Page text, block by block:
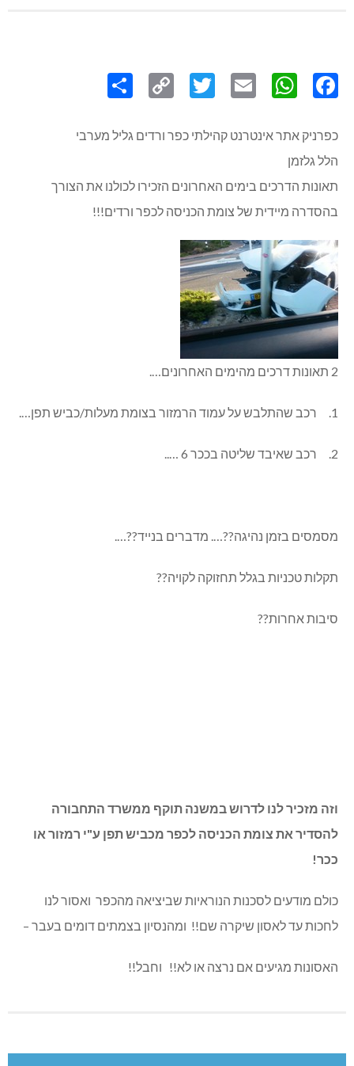
Link
כפרניק אתר אינטרנט קהילתי כפר ורדים גליל מערבי
הלל גלזמן
תאונות הדרכים בימים האחרונים הזכירו לכולנו את הצורך
בהסדרה מיידית של צומת הכניסה לכפר ורדים!!!
2 תאונות דרכים מהימים האחרונים….
1. רכב שהתלבש על עמוד הרמזור בצומת מעלות/כביש תפן….
2. רכב שאיבד שליטה בככר 6 …..
מסמסים בזמן נהיגה??…. מדברים בנייד??….
תקלות טכניות בגלל תחזוקה לקויה??
סיבות אחרות??
וזה מזכיר לנו לדרוש במשנה תוקף ממשרד התחבורה
להסדיר את צומת הכניסה לכפר מכביש תפן ע"י רמזור או
ככר!
כולם מודעים לסכנות הנוראיות שביציאה מהכפר ואסור לנו
לחכות עד לאסון שיקרה שם!! ומהנסיון בצמתים דומים בעבר –
האסונות מגיעים אם נרצה או לא!! וחבל!!